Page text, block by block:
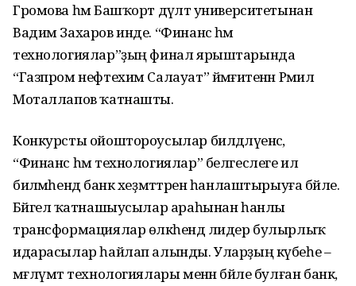
Громова һәм Башҡорт дәүләт университетынан
Вадим Захаров инде. “Финанс һәм
технологиялар”ҙың финал ярыштарында
“Газпром нефтехим Салауат” йәмғиәтенән Рәмил
Моталлапов ҡатнашты.
Конкурсты ойоштороусылар билдәләүенсә,
“Финанс һәм технологиялар” белгеслеге ил
биләмәһендә банк хеҙмәттәрен һанлаштырыуға бәйле.
Бәйгелә ҡатнашыусылар араһынан һанлы
трансформациялар өлкәһендә лидер булырлыҡ
идарасылар һайлап алынды. Уларҙың күбеһе –
мәғлүмәт технологиялары менән бәйле булған банк,